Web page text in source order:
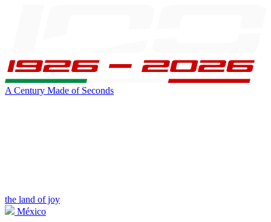
A Century Made of Seconds
the land of joy
México